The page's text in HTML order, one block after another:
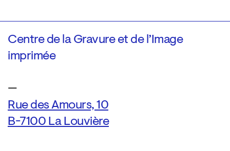
Centre de la Gravure et de l’Image
imprimée
—
Rue des Amours, 10
B-7100 La Louvière